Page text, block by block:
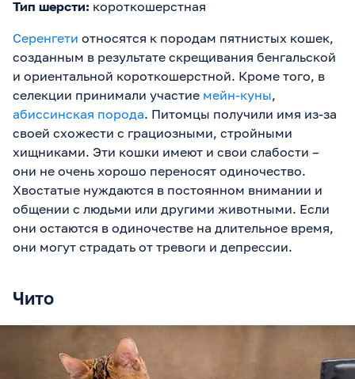
Тип шерсти: короткошерстная
Серенгети относятся к породам пятнистых кошек,
созданным в результате скрещивания бенгальской
и ориентальной короткошерстной. Кроме того, в
селекции принимали участие мейн-куны,
абиссинская порода. Питомцы получили имя из-за
своей схожести с грациозными, стройными
хищниками. Эти кошки имеют и свои слабости –
они не очень хорошо переносят одиночество.
Хвостатые нуждаются в постоянном внимании и
общении с людьми или другими животными. Если
они остаются в одиночестве на длительное время,
они могут страдать от тревоги и депрессии.
Чито